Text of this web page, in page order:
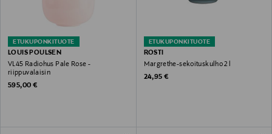
ETUKUPONKITUOTE
LOUIS POULSEN
VL45 Radiohus Pale Rose -
riippuvalaisin
Original Price
595,00 €
ETUKUPONKITUOTE
ROSTI
Margrethe-sekoituskulho 2 l
Original Price
24,95 €